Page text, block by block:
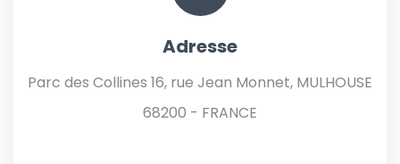
Adresse
Parc des Collines 16, rue Jean Monnet, MULHOUSE
68200 - FRANCE